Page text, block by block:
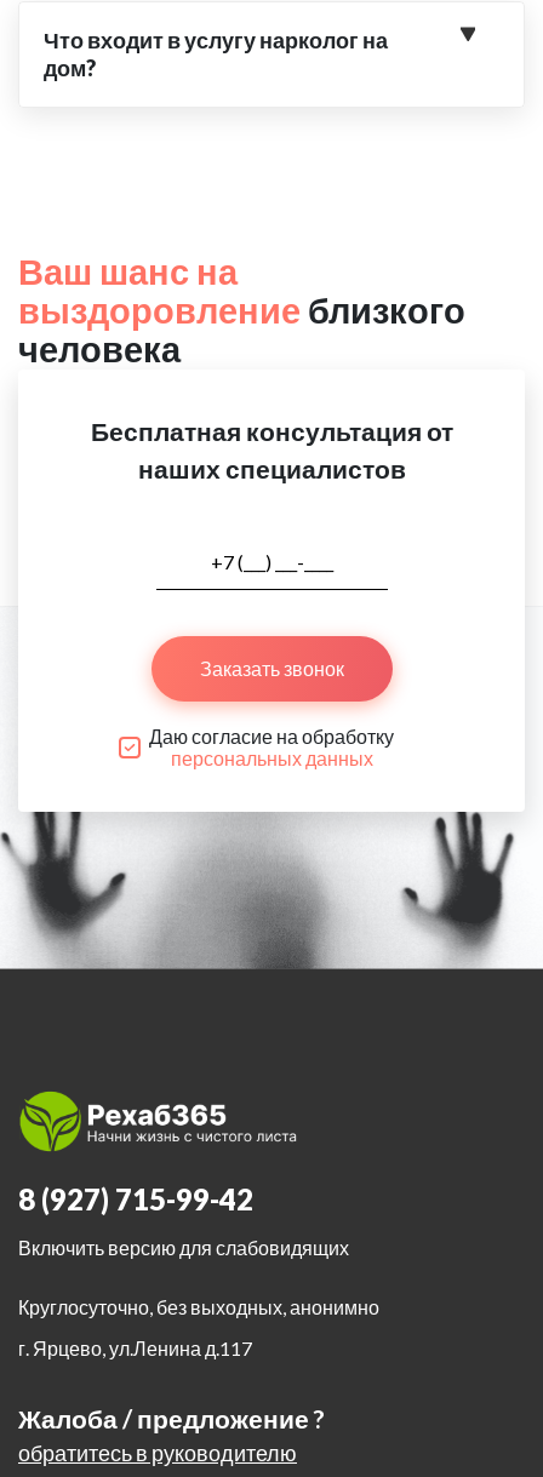
Что входит в услугу нарколог на
дом?
Ваш шанс на
выздоровление близкого
человека
Бесплатная консультация от
наших специалистов
Заказать звонок
Даю согласие на обработку
персональных данных
8 (927) 715-99-42
Включить версию для слабовидящих
Круглосуточно, без выходных, анонимно
г. Ярцево,ул.Ленина д.117
Жалоба / предложение ?
обратитесь в руководителю